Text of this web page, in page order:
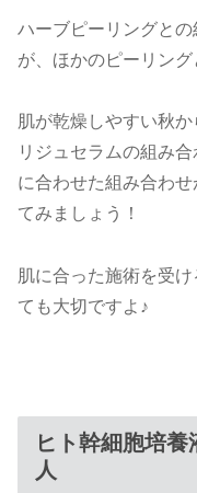
ハーブピーリングと
が、ほかのピーリング
肌が乾燥しやすい秋
リジュセラムの組み
に合わせた組み合わ
てみましょう！
肌に合った施術を受
ても大切ですよ♪
ヒト幹細胞培
人